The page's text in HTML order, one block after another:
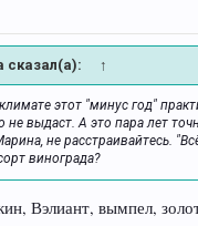
сказал(а): ↑
этот "минус год"
не выдаст. А это пара лет
не расстраивайтесь.
винограда?
Вэлиант, вымпел,